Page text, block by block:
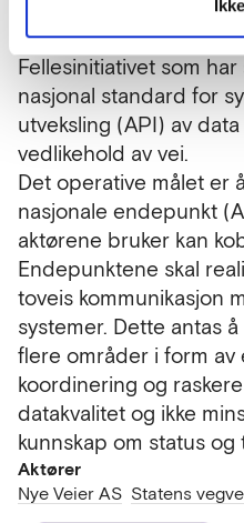
tilnærmet sanntid
systemer og
Fellesinitiativet som
nasjonal standard for
utveksling (API) av
vedlikehold av vei.
Det operative målet er
nasjonale endepunkt
aktørene bruker kan
Endepunktene skal
toveis kommunikasjon
systemer. Dette antas
flere områder i form av
koordinering og
datakvalitet og ikke
kunnskap om status og
Aktører
Nye Veier AS Statens